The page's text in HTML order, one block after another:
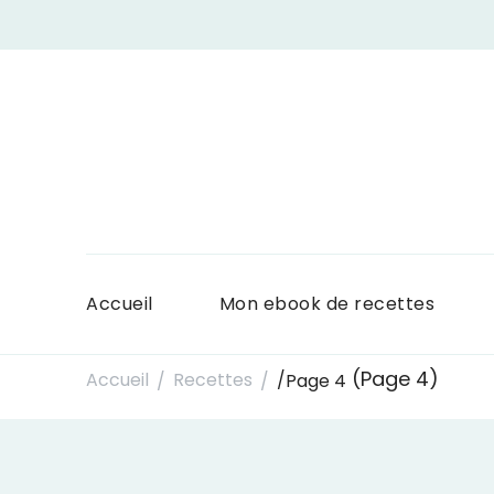
Accueil Mon ebook de recettes
Accueil / Recettes / /Page 4 (Page 4)